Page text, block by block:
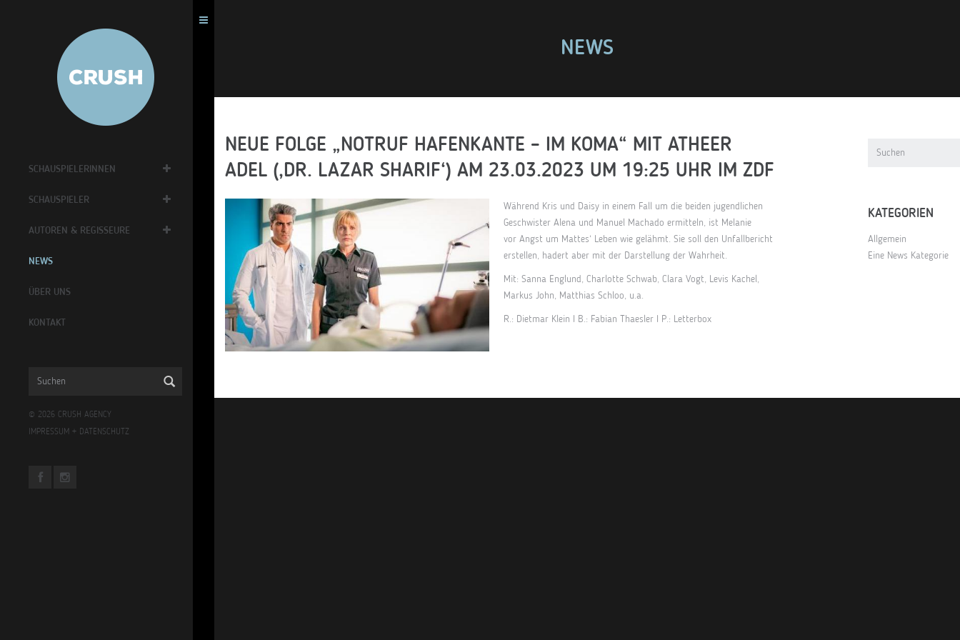
SCHAUSPIELERINNEN
SCHAUSPIELER
AUTOREN & REGISSEURE
NEWS
ÜBER UNS
KONTAKT
© 2026 CRUSH AGENCY
IMPRESSUM + DATENSCHUTZ
NEWS
NEUE FOLGE „NOTRUF HAFENKANTE – IM KOMA“ MIT ATHEER
ADEL (‚DR. LAZAR SHARIF‘) AM 23.03.2023 UM 19:25 UHR IM ZDF
Während Kris und Daisy in einem Fall um die beiden jugendlichen
Geschwister Alena und Manuel Machado ermitteln, ist Melanie
vor Angst um Mattes‘ Leben wie gelähmt. Sie soll den Unfallbericht
erstellen, hadert aber mit der Darstellung der Wahrheit.
Mit: Sanna Englund, Charlotte Schwab, Clara Vogt, Levis Kachel,
Markus John, Matthias Schloo, u.a.
R.: Dietmar Klein I B.: Fabian Thaesler I P.: Letterbox
KATEGORIEN
Allgemein
Eine News Kategorie